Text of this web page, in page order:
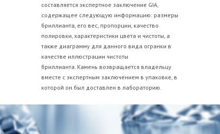
составляется экспертное заключение GIA,
содержащее следующую информацию: размеры
бриллианта, его вес, пропорции, качество
полировки, характеристики цвета и чистоты, а
также диаграмму для данного вида огранки в
качестве иллюстрации чистоты
бриллианта. Камень возвращается владельцу
вместе с экспертным заключением в упаковке, в
которой он был доставлен в лабораторию.